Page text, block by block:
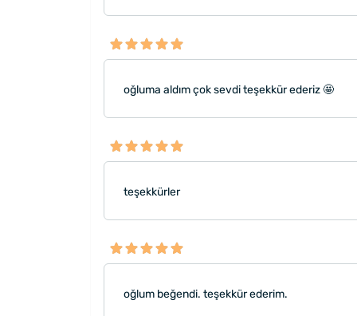
oğluma aldım çok sevdi teşekkür ederiz 🤩
teşekkürler
oğlum beğendi. teşekkür ederim.